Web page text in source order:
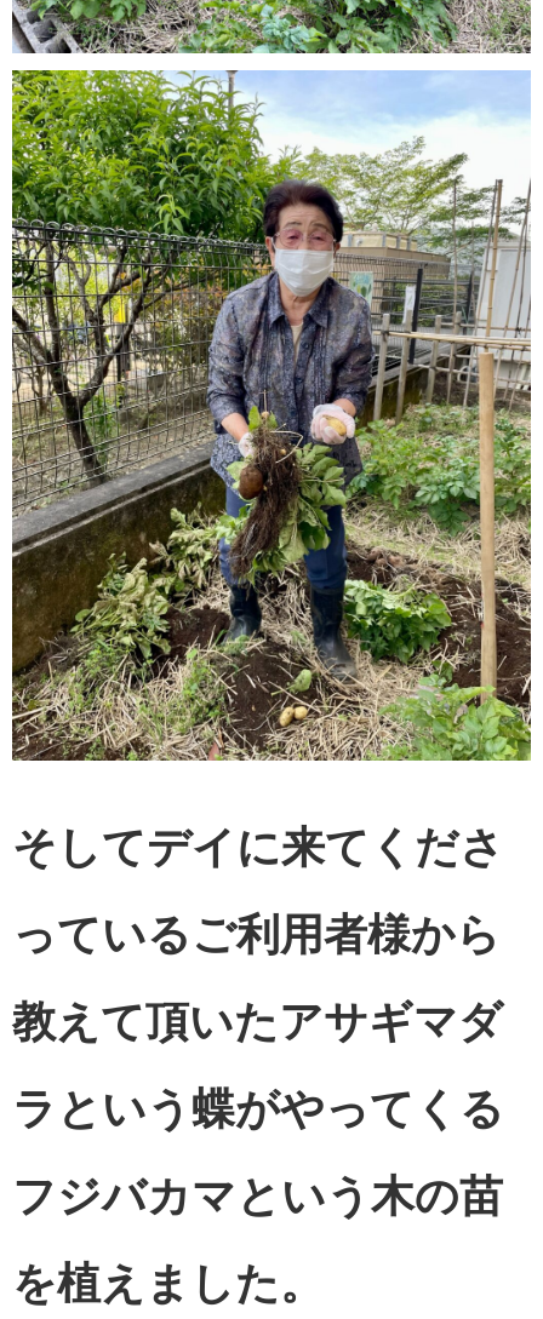
そしてデイに来てくださ
っているご利用者様から
教えて頂いたアサギマダ
ラという蝶がやってくる
フジバカマという木の苗
を植えました。